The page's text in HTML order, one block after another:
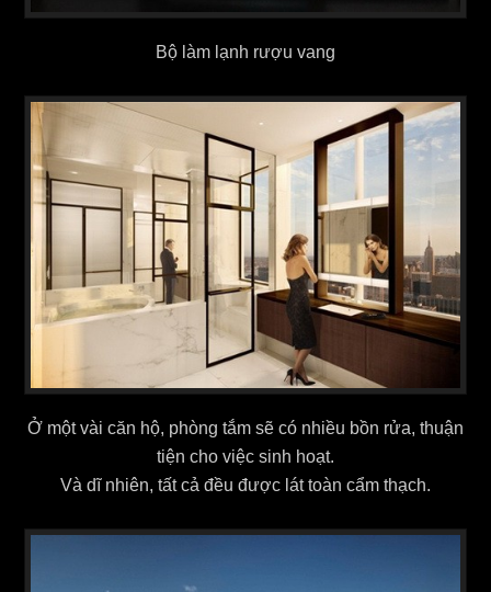
Bộ làm lạnh rượu vang
Ở một vài căn hộ, phòng tắm sẽ có nhiều bồn rửa, thuận
tiện cho việc sinh hoạt.
Và dĩ nhiên, tất cả đều được lát toàn cẩm thạch.